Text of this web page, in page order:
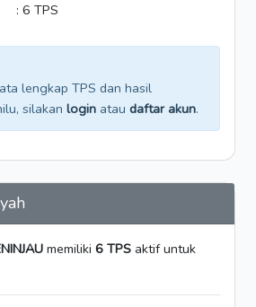
: 6 TPS
lengkap TPS dan hasil
silakan login atau daftar akun.
memiliki 6 TPS aktif untuk